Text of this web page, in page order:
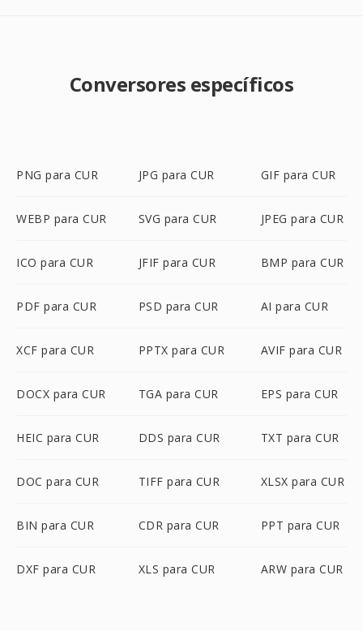
Conversores específicos
PNG para CUR JPG para CUR GIF para CUR
WEBP para CUR SVG para CUR JPEG para CUR
ICO para CUR JFIF para CUR BMP para CUR
PDF para CUR PSD para CUR AI para CUR
XCF para CUR PPTX para CUR AVIF para CUR
DOCX para CUR TGA para CUR EPS para CUR
HEIC para CUR DDS para CUR TXT para CUR
DOC para CUR TIFF para CUR XLSX para CUR
BIN para CUR CDR para CUR PPT para CUR
DXF para CUR XLS para CUR ARW para CUR